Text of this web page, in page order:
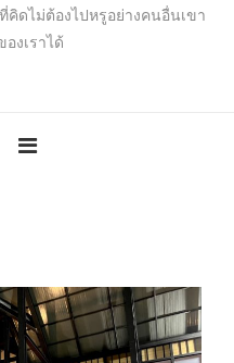
ดไม่ต้องไปหรูอย่างคนอื่นเขา
งเราได้